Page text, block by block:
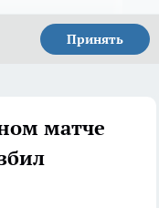
Принять
матче